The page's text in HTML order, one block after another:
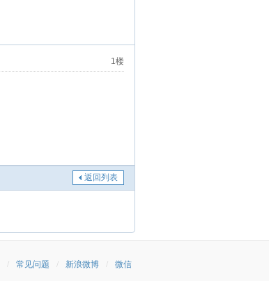
1楼
返回列表
常见问题 新浪微博 微信